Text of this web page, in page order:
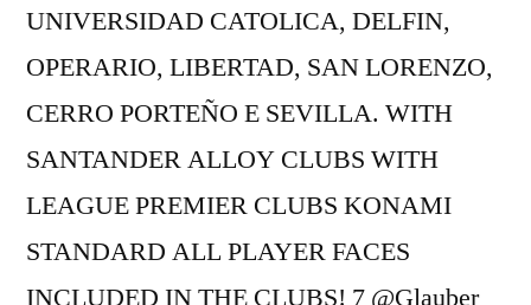
UNIVERSIDAD CATOLICA, DELFIN,
OPERARIO, LIBERTAD, SAN LORENZO,
CERRO PORTEÑO E SEVILLA. WITH
SANTANDER ALLOY CLUBS WITH
LEAGUE PREMIER CLUBS KONAMI
STANDARD ALL PLAYER FACES
INCLUDED IN THE CLUBS! 7 @Glauber